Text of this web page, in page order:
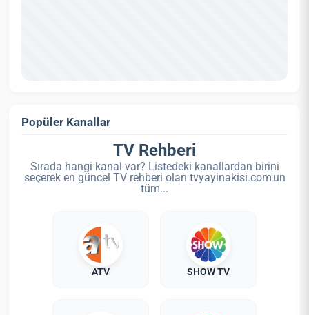
Popüler Kanallar
TV Rehberi
Sırada hangi kanal var? Listedeki kanallardan birini
seçerek en güncel TV rehberi olan tvyayinakisi.com'un
tüm...
ATV SHOW TV